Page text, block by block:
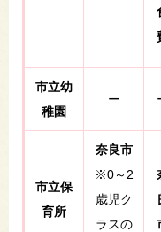
市立幼
稚園
ー
市立保
育所
奈良市
※0～2
歳児ク
ラスの